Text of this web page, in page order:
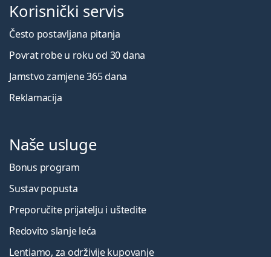
Korisnički servis
Često postavljana pitanja
Povrat robe u roku od 30 dana
Jamstvo zamjene 365 dana
Reklamacija
Naše usluge
Bonus program
Sustav popusta
Preporučite prijatelju i uštedite
Redovito slanje leća
Lentiamo, za održivije kupovanje